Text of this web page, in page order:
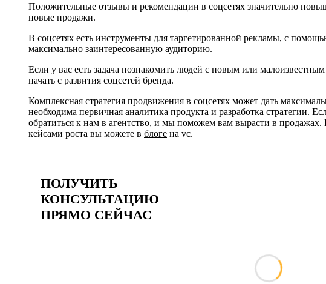
Положительные отзывы и рекомендации в соцсетях значительно
новые продажи.
В соцсетях есть инструменты для таргетированной рекламы, с
максимально заинтересованную аудиторию.
Если у вас есть задача познакомить людей с новым или
начать с развития соцсетей бренда.
Комплексная стратегия продвижения в соцсетях может дать
необходима первичная аналитика продукта и разработка стратегии.
обратиться к нам в агентство, и мы поможем вам вырасти в
кейсами роста вы можете в блоге на vc.
ПОЛУЧИТЬ
КОНСУЛЬТАЦИЮ
ПРЯМО СЕЙЧАС